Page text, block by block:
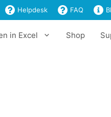
Helpdesk FAQ
in Excel Shop